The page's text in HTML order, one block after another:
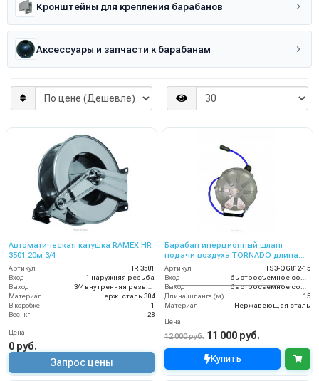
Кронштейны для крепления барабанов
Аксессуары и запчасти к барабанам
Автоматическая катушка RAMEX HR
3501 20м 3/4
Артикул
HR 3501
Вход
1 наружняя резьба
Выход
Материал
Нерж. сталь 304
В коробке
1
Вес, кг
28
Цена
0 руб.
Запрос цены
Барабан инерционный шланг
подачи воздуха TORNADO длина
шланга для намотки – 15м
Артикул
TS3-QG812-15
Вход
Выход
Длина шланга (м)
15
Материал
Нержавеющая сталь
Цена
12 000 руб. 11 000 руб.
Купить